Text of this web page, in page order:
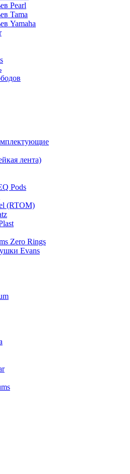
Pearl
Tama
Yamaha
лента)
Pods
(RTOM)
Zero Rings
Evans